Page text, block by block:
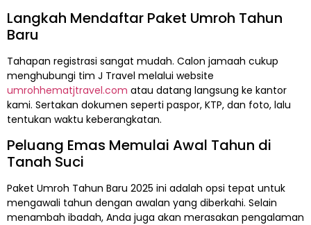
Langkah Mendaftar Paket Umroh Tahun
Baru
Tahapan registrasi sangat mudah. Calon jamaah cukup
menghubungi tim J Travel melalui website
umrohhematjtravel.com atau datang langsung ke kantor
kami. Sertakan dokumen seperti paspor, KTP, dan foto, lalu
tentukan waktu keberangkatan.
Peluang Emas Memulai Awal Tahun di
Tanah Suci
Paket Umroh Tahun Baru 2025 ini adalah opsi tepat untuk
mengawali tahun dengan awalan yang diberkahi. Selain
menambah ibadah, Anda juga akan merasakan pengalaman